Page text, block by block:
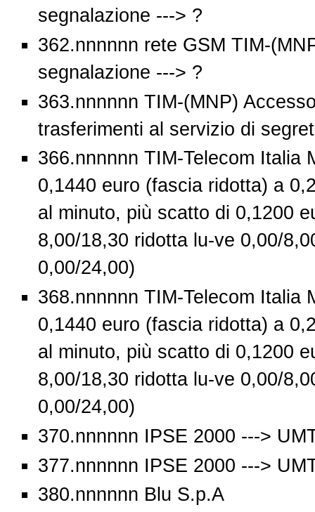
segnalazione ---> ?
362.nnnnnn rete GSM TIM-
segnalazione ---> ?
363.nnnnnn TIM-(MNP)
trasferimenti al servizio di
366.nnnnnn TIM-Telecom Italia
0,1440 euro (fascia ridotta) a
al minuto, più scatto di 0,1200
8,00/18,30 ridotta lu-ve 0,00/
0,00/24,00)
368.nnnnnn TIM-Telecom Italia
0,1440 euro (fascia ridotta) a
al minuto, più scatto di 0,1200
8,00/18,30 ridotta lu-ve 0,00/
0,00/24,00)
370.nnnnnn IPSE 2000 --->
377.nnnnnn IPSE 2000 --->
380.nnnnnn Blu S.p.A